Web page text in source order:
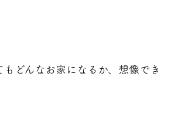
もどんなお家になるか、想像でき